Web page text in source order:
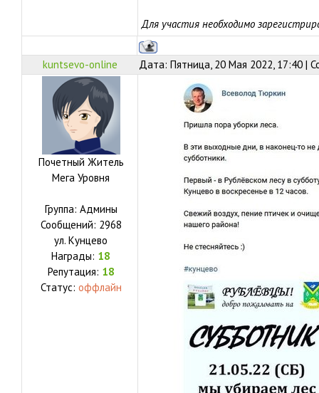
Для участия необходимо
kuntsevo-online Дата: Пятница, 20 Мая 2022, 17:40 |
Почетный Житель
Мега Уровня
Группа: Админы
Сообщений: 2968
ул. Кунцево
Награды: 18
Репутация: 18
Статус: оффлайн